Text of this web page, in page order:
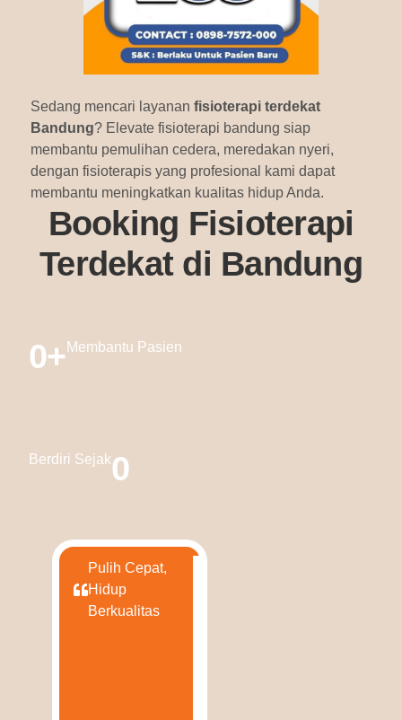
Sedang mencari layanan fisioterapi terdekat
Bandung? Elevate fisioterapi bandung siap
membantu pemulihan cedera, meredakan nyeri,
dengan fisioterapis yang profesional kami dapat
membantu meningkatkan kualitas hidup Anda.
Booking Fisioterapi
Terdekat di Bandung
0+ Membantu Pasien
Berdiri Sejak0
Pulih Cepat,
Hidup
Berkualitas